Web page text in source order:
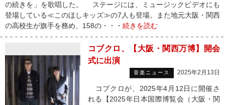
の続きを」を歌唱した。 ステージには、ミュージックビデオにも
登場している≪このほしキッズ≫の7人も登場。また地元大阪・関西
の高校生が旗手を務め、158の・・・ 続きを読む
コブクロ、【大阪・関西万博】開会
式に出演
音楽ニュース 2025年2月13日
コブクロが、2025年4月12日に開催さ
れる【2025年日本国際博覧会（大阪・関